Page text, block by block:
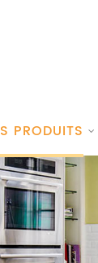
PRODUITS